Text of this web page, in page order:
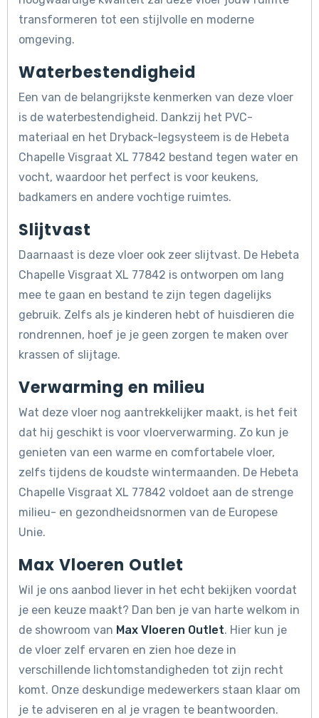
transformeren tot een stijlvolle en moderne
omgeving.
Waterbestendigheid
Een van de belangrijkste kenmerken van deze vloer
is de waterbestendigheid. Dankzij het PVC-
materiaal en het Dryback-legsysteem is de Hebeta
Chapelle Visgraat XL 77842 bestand tegen water en
vocht, waardoor het perfect is voor keukens,
badkamers en andere vochtige ruimtes.
Slijtvast
Daarnaast is deze vloer ook zeer slijtvast. De Hebeta
Chapelle Visgraat XL 77842 is ontworpen om lang
mee te gaan en bestand te zijn tegen dagelijks
gebruik. Zelfs als je kinderen hebt of huisdieren die
rondrennen, hoef je je geen zorgen te maken over
krassen of slijtage.
Verwarming en milieu
Wat deze vloer nog aantrekkelijker maakt, is het feit
dat hij geschikt is voor vloerverwarming. Zo kun je
genieten van een warme en comfortabele vloer,
zelfs tijdens de koudste wintermaanden. De Hebeta
Chapelle Visgraat XL 77842 voldoet aan de strenge
milieu- en gezondheidsnormen van de Europese
Unie.
Max Vloeren Outlet
Wil je ons aanbod liever in het echt bekijken voordat
je een keuze maakt? Dan ben je van harte welkom in
de showroom van Max Vloeren Outlet. Hier kun je
de vloer zelf ervaren en zien hoe deze in
verschillende lichtomstandigheden tot zijn recht
komt. Onze deskundige medewerkers staan klaar om
je te adviseren en al je vragen te beantwoorden.